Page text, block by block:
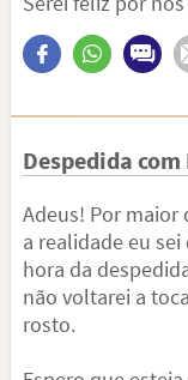
Despedida
Adeus! Por maior
a realidade eu
hora da
não voltarei a
rosto.